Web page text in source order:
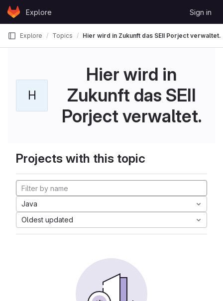
Skip to content
GitLabExplore Sign in
Explore Topics Hier wird in Zukunft das SEII Porject verwaltet.
H
Hier wird in
Zukunft das SEII
Porject verwaltet.
Projects with this topic
Java
Oldest updated